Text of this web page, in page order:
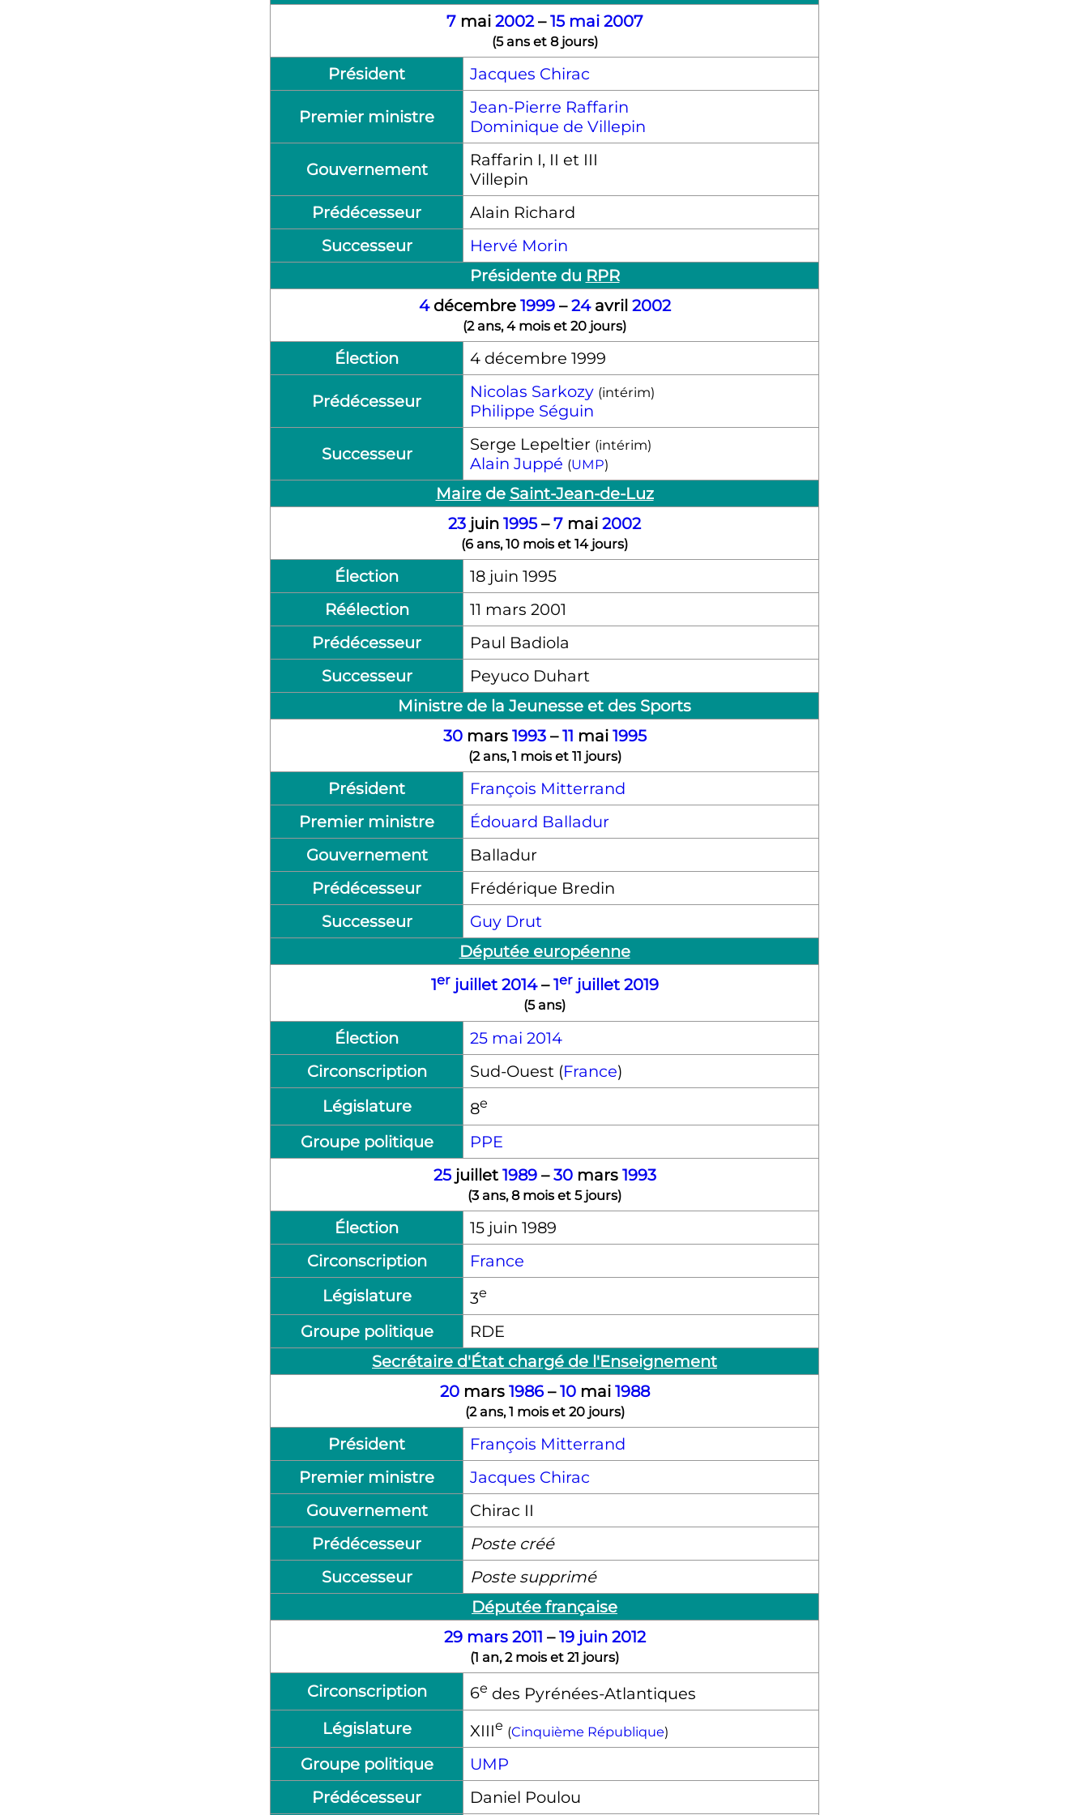
7mai 2002–15 mai 2007
(5 ans et 8 jours)
Président Jacques Chirac
Premier ministre
Jean-Pierre Raffarin
Dominique de Villepin
Gouvernement Raffarin I, II et III
Villepin
Prédécesseur
Alain Richard
Successeur
Hervé Morin
Présidente du RPR
4décembre 1999–24avril 2002
(2 ans, 4 mois et 20 jours)
Élection 4 décembre 1999
Prédécesseur Nicolas Sarkozy (intérim)
Philippe Séguin
Successeur Serge Lepeltier (intérim)
Alain Juppé (UMP)
Mairede Saint-Jean-de-Luz
23 juin 1995 –7 mai 2002
(6 ans, 10 mois et 14 jours)
Élection
18 juin 1995
Réélection
11 mars 2001
Prédécesseur
Paul Badiola
Successeur
Peyuco Duhart
Ministre de la Jeunesse et des Sports
30mars 1993–11 mai 1995
(2 ans, 1 mois et 11 jours)
Président
François Mitterrand
Premier ministre
Édouard Balladur
Gouvernement
Balladur
Prédécesseur
Frédérique Bredin
Successeur
Guy Drut
Députée européenne
1er juillet 2014–1er juillet 2019
(5 ans)
Élection
25 mai 2014
Circonscription
Sud-Ouest (France)
Législature
8e
Groupe politique
PPE
25juillet 1989–30mars 1993
(3 ans, 8 mois et 5 jours)
Élection
15 juin 1989
Circonscription
France
Législature
3e
Groupe politique
RDE
Secrétaire d'État chargé de l'Enseignement
20mars 1986–10mai 1988
(2 ans, 1 mois et 20 jours)
Président
François Mitterrand
Premier ministre
Jacques Chirac
Gouvernement
Chirac II
Prédécesseur
Poste créé
Successeur
Poste supprimé
Députée française
29 mars 2011 –19 juin 2012
(1 an, 2 mois et 21 jours)
Circonscription 6e des Pyrénées-Atlantiques
Législature
XIIIe (Cinquième République)
Groupe politique
UMP
Prédécesseur
Daniel Poulou